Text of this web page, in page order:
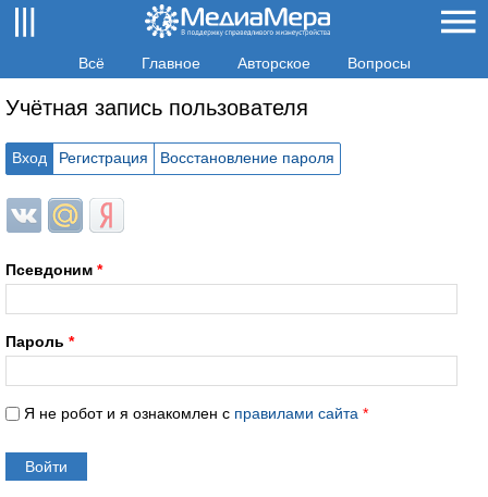
Всё Главное Авторское Вопросы
Учётная запись пользователя
Вход Регистрация Восстановление пароля
Login with ВКонтакте
Login with Mail.ru
Login with Яндекс
Псевдоним *
Пароль *
Я не робот и я ознакомлен с правилами сайта *